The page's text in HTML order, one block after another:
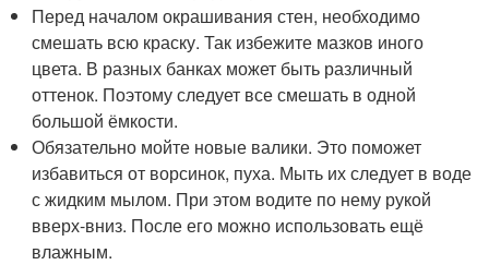
Перед началом окрашивания стен, необходимо
смешать всю краску. Так избежите мазков иного
цвета. В разных банках может быть различный
оттенок. Поэтому следует все смешать в одной
большой ёмкости.
Обязательно мойте новые валики. Это поможет
избавиться от ворсинок, пуха. Мыть их следует в воде
с жидким мылом. При этом водите по нему рукой
вверх-вниз. После его можно использовать ещё
влажным.